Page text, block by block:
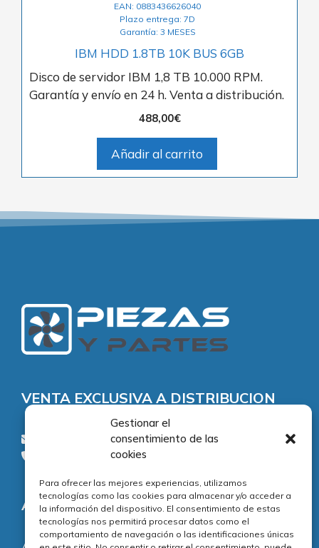
Gestionar el
consentimiento de las
cookies
Para ofrecer las mejores experiencias, utilizamos
tecnologías como las cookies para almacenar y/o acceder a
la información del dispositivo. El consentimiento de estas
tecnologías nos permitirá procesar datos como el
comportamiento de navegación o las identificaciones únicas
EAN: 0883436626040
Plazo entrega: 7D
Garantía: 3 MESES
IBM HDD 1.8TB 10K BUS 6GB
Disco de servidor IBM 1,8 TB 10.000 RPM.
Garantía y envío en 24 h. Venta a distribución.
488,00€
Añadir al carrito
VENTA EXCLUSIVA A DISTRIBUCION
consultas@piezasypartes.es
Tel.: 91 811 73 02
Adecuación normativa